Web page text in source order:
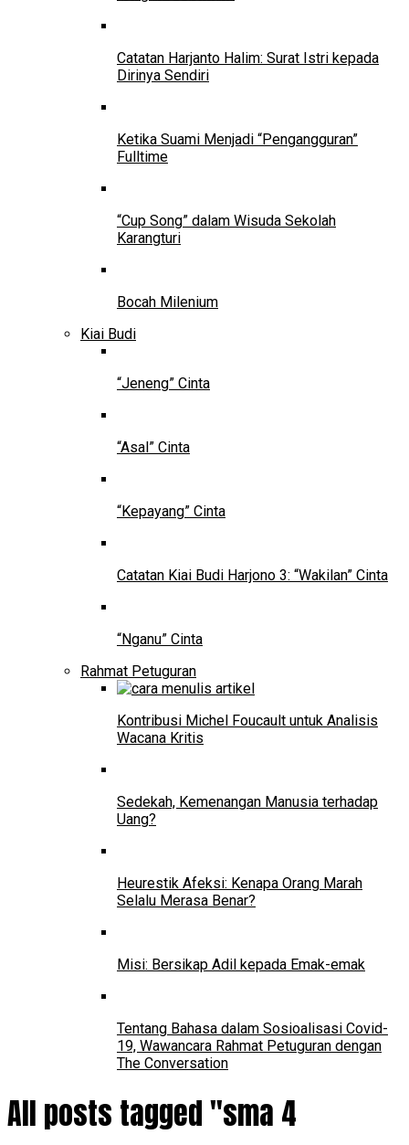
Catatan Harjanto Halim: Surat Istri kepada
Dirinya Sendiri
Ketika Suami Menjadi “Pengangguran”
Fulltime
“Cup Song” dalam Wisuda Sekolah
Karangturi
Bocah Milenium
Kiai Budi
“Jeneng” Cinta
“Asal” Cinta
“Kepayang” Cinta
Catatan Kiai Budi Harjono 3: “Wakilan” Cinta
“Nganu” Cinta
Rahmat Petuguran
Kontribusi Michel Foucault untuk Analisis
Wacana Kritis
Sedekah, Kemenangan Manusia terhadap
Uang?
Heurestik Afeksi: Kenapa Orang Marah
Selalu Merasa Benar?
Misi: Bersikap Adil kepada Emak-emak
Tentang Bahasa dalam Sosioalisasi Covid-
19, Wawancara Rahmat Petuguran dengan
The Conversation
All posts tagged "sma 4